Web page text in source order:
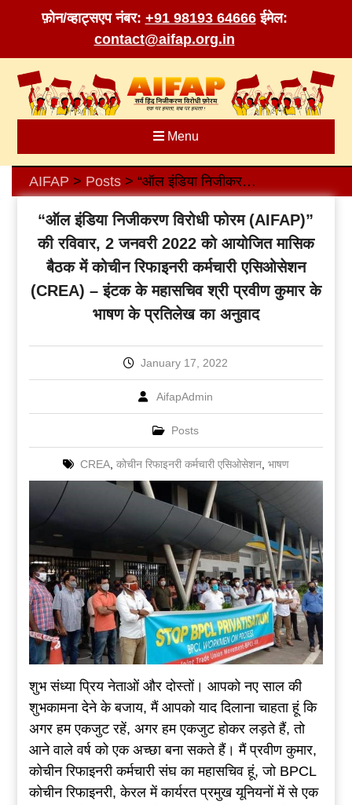
फ़ोन/व्हाट्सएप नंबर: +91 98193 64666 ईमेल:
contact@aifap.org.in
content
Menu
AIFAP > Posts> “ऑल इंडिया निजीकरण विरोधी फोरम (AIFAP)” की रविवार, 2 जनवरी 2022 को आयोजित मासिक बैठक में कोचीन रिफाइनरी कर्मचारी एसिओसेशन (CREA) – इंटक के महासचिव श्री प्रवीण कुमार के भाषण के प्रतिलेख का अनुवाद
“ऑल इंडिया निजीकरण विरोधी फोरम (AIFAP)”
की रविवार, 2 जनवरी 2022 को आयोजित मासिक
बैठक में कोचीन रिफाइनरी कर्मचारी एसिओसेशन
(CREA) – इंटक के महासचिव श्री प्रवीण कुमार के
भाषण के प्रतिलेख का अनुवाद
January 17, 2022
AifapAdmin
Posts
CREA, कोचीन रिफाइनरी कर्मचारी एसिओसेशन, भाषण
शुभ संध्या प्रिय नेताओं और दोस्तों। आपको नए साल की
शुभकामना देने के बजाय, मैं आपको याद दिलाना चाहता हूं कि
अगर हम एकजुट रहें, अगर हम एकजुट होकर लड़ते हैं, तो
आने वाले वर्ष को एक अच्छा बना सकते हैं। मैं प्रवीण कुमार,
कोचीन रिफाइनरी कर्मचारी संघ का महासचिव हूं, जो BPCL
कोचीन रिफाइनरी, केरल में कार्यरत प्रमुख यूनियनों में से एक